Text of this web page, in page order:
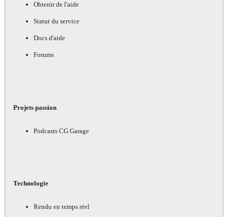
Obtenir de l'aide
Statut du service
Docs d'aide
Forums
Projets passion
Podcasts CG Garage
Technologie
Rendu en temps réel